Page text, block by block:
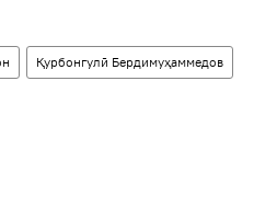
Қурбонгулӣ Бердимуҳаммедов